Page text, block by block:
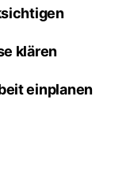
klären
einplanen